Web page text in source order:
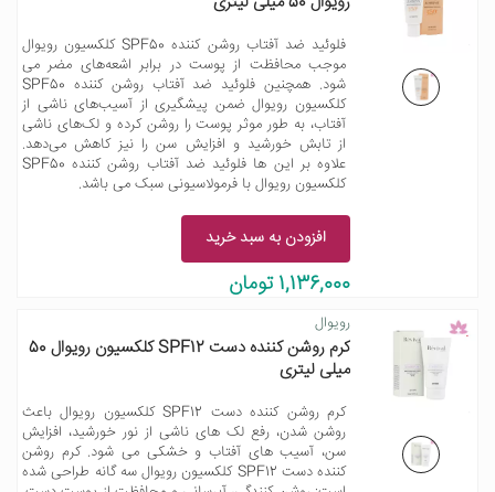
فلوئید ضد آفتاب روشن کننده SPF50 کلکسیون رویوال
موجب محافظت از پوست در برابر اشعه‌های مضر می
شود. همچنین فلوئید ضد آفتاب روشن کننده SPF50
کلکسیون رویوال ضمن پیشگیری از آسیب‌های ناشی از
آفتاب، به طور موثر پوست را روشن کرده و لک‌های ناشی
از تابش خورشید و افزایش سن را نیز کاهش می‌دهد.
علاوه بر این ها فلوئید ضد آفتاب روشن کننده SPF50
کلکسیون رویوال با فرمولاسیونی سبک می باشد.
افزودن به سبد خرید
1,136,000 تومان
رویوال
کرم روشن کننده دست SPF12 کلکسیون رویوال 50
میلی لیتری
کرم روشن کننده دست SPF12 کلکسیون رویوال باعث
روشن شدن، رفع لک های ناشی از نور خورشید، افزایش
سن، آسیب های آفتاب و خشکی می شود. کرم روشن
کننده دست SPF12 کلکسیون رویوال سه گانه طراحی شده